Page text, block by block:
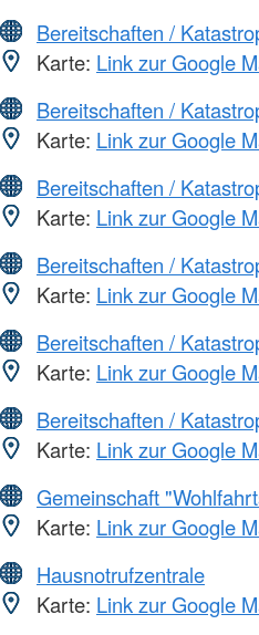
Bereitschaften /
Karte: Link zur Google
Bereitschaften /
Karte: Link zur Google
Bereitschaften /
Karte: Link zur Google
Bereitschaften /
Karte: Link zur Google
Bereitschaften /
Karte: Link zur Google
Bereitschaften /
Karte: Link zur Google
Gemeinschaft
Karte: Link zur Google
Hausnotrufzentrale
Karte: Link zur Google